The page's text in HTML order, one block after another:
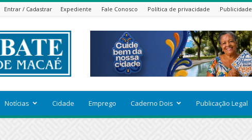
Entrar / Cadastrar Expediente Fale Conosco Política de privacidade Publicidade
Notícias Cidade Emprego Caderno Dois Publicação Legal